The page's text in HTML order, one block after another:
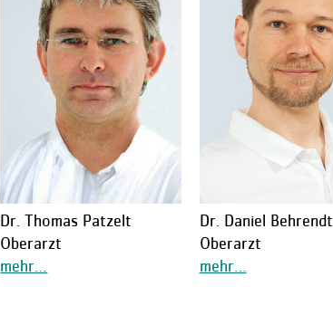
Dr. Thomas Patzelt
Oberarzt
Dr. Daniel Behrendt
Oberarzt